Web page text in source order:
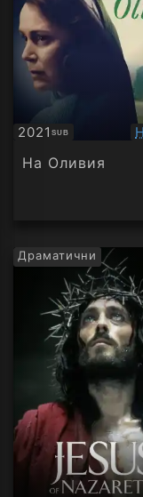
2021SUB
Субтитри
На Оливия
Драматични